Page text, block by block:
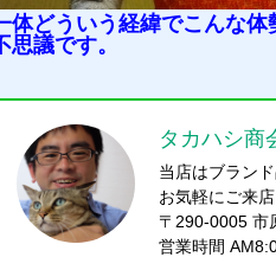
体どういう経緯でこんな体
思議です。
タカハシ
当店はブラン
お気軽にご来店
〒290-0005
営業時間